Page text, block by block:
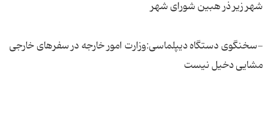
شهر زیر ذر هبین شورای شهر
-سخنگوی دستگاه دیپلماسی:وزارت امور خارجه در سفرهای خارجی
مشایی دخیل نیست